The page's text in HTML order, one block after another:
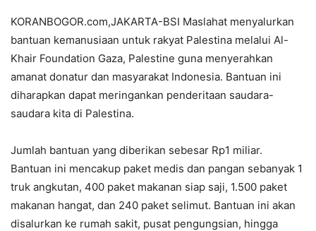
KORANBOGOR.com,JAKARTA-BSI Maslahat menyalurkan
bantuan kemanusiaan untuk rakyat Palestina melalui Al-
Khair Foundation Gaza, Palestine guna menyerahkan
amanat donatur dan masyarakat Indonesia. Bantuan ini
diharapkan dapat meringankan penderitaan saudara-
saudara kita di Palestina.
Jumlah bantuan yang diberikan sebesar Rp1 miliar.
Bantuan ini mencakup paket medis dan pangan sebanyak 1
truk angkutan, 400 paket makanan siap saji, 1.500 paket
makanan hangat, dan 240 paket selimut. Bantuan ini akan
disalurkan ke rumah sakit, pusat pengungsian, hingga